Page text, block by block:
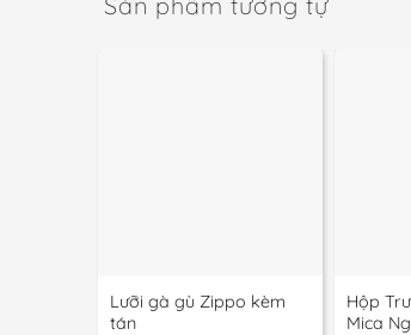
Lưỡi gà gù Zippo kèm
tán
Hộp
Mica